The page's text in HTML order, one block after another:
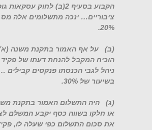
הקבוע בסעיף 2(ב) לחוק עסקאות
ציבוריים… ינכה מתשלומים אלה
20%.
(ב) על אף האמור בתקנת משנה
הוכיח המקבל להנחת דעתו של פקיד
ניהל לגבי הכנסתו פנקסים קבילים
בשיעור של 30%.
(ג) היה התשלום האמור בתקנת
או חלקו בשווה כסף יקבע המשלם
את סכום התשלום כפי שעלה לו,